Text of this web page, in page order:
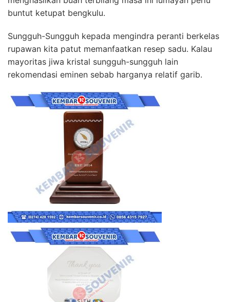
buntut ketupat bengkulu.
Sungguh-Sungguh kepada mengindra peranti berkelas
rupawan kita patut memanfaatkan resep sadu. Kalau
mayoritas jiwa kristal sungguh-sungguh lain
rekomendasi eminen sebab harganya relatif garib.